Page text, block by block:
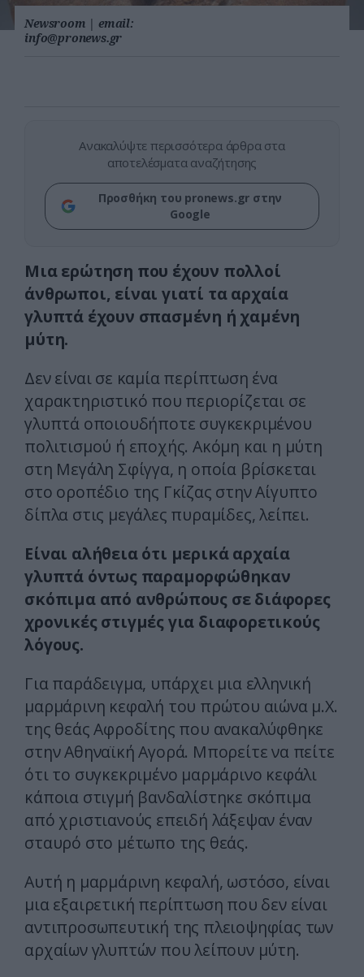
Newsroom | email:
info@pronews.gr
Ανακαλύψτε περισσότερα άρθρα στα
αποτελέσματα αναζήτησης
Προσθήκη του pronews.gr στην
Google
Μια ερώτηση που έχουν πολλοί
άνθρωποι, είναι γιατί τα αρχαία
γλυπτά έχουν σπασμένη ή χαμένη
μύτη.
Δεν είναι σε καμία περίπτωση ένα
χαρακτηριστικό που περιορίζεται σε
γλυπτά οποιουδήποτε συγκεκριμένου
πολιτισμού ή εποχής. Ακόμη και η μύτη
στη Μεγάλη Σφίγγα, η οποία βρίσκεται
στο οροπέδιο της Γκίζας στην Αίγυπτο
δίπλα στις μεγάλες πυραμίδες, λείπει.
Είναι αλήθεια ότι μερικά αρχαία
γλυπτά όντως παραμορφώθηκαν
σκόπιμα από ανθρώπους σε διάφορες
χρονικές στιγμές για διαφορετικούς
λόγους.
Για παράδειγμα, υπάρχει μια ελληνική
μαρμάρινη κεφαλή του πρώτου αιώνα μ.Χ.
της θεάς Αφροδίτης που ανακαλύφθηκε
στην Αθηναϊκή Αγορά. Μπορείτε να πείτε
ότι το συγκεκριμένο μαρμάρινο κεφάλι
κάποια στιγμή βανδαλίστηκε σκόπιμα
από χριστιανούς επειδή λάξεψαν έναν
σταυρό στο μέτωπο της θεάς.
Αυτή η μαρμάρινη κεφαλή, ωστόσο, είναι
μια εξαιρετική περίπτωση που δεν είναι
αντιπροσωπευτική της πλειοψηφίας των
αρχαίων γλυπτών που λείπουν μύτη.